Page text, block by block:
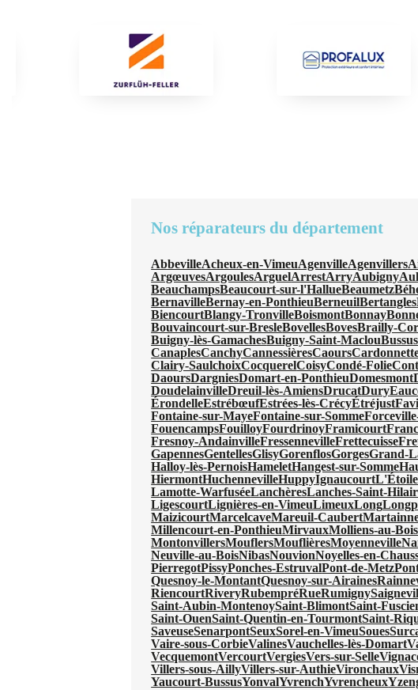
Nos réparateurs du département
AbbevilleAcheux-en-VimeuAgenvilleAgenvillers
ArgœuvesArgoulesArguelArrestArryAubigny
BeauchampsBeaucourt-sur-l'HallueBeaumetz
BernavilleBernay-en-PonthieuBerneuilBertangles
BiencourtBlangy-TronvilleBoismontBonnay
Bouvaincourt-sur-BresleBovellesBovesBrailly-
Buigny-lès-GamachesBuigny-Saint-Maclou
CanaplesCanchyCannessièresCaours
Clairy-SaulchoixCocquerelCoisyCondé-Folie
DaoursDargniesDomart-en-PonthieuDomesmont
DoudelainvilleDreuil-lès-AmiensDrucatDury
ÉrondelleEstrébœufEstrées-lès-CrécyÉtréjust
Fontaine-sur-MayeFontaine-sur-Somme
FouencampsFouilloyFourdrinoyFramicourt
Fresnoy-AndainvilleFressennevilleFrettecuisse
GapennesGentellesGlisyGorenflosGorgesGrand-
Halloy-lès-PernoisHameletHangest-sur-Somme
HiermontHuchennevilleHuppyIgnaucourtL'Étoile
Lamotte-WarfuséeLanchèresLanches-Saint-
LigescourtLignières-en-VimeuLimeuxLong
MaizicourtMarcelcaveMareuil-Caubert
Millencourt-en-PonthieuMirvauxMolliens-au-Bois
MontonvillersMouflersMouflièresMoyenneville
Neuville-au-BoisNibasNouvionNoyelles-en-
PierregotPissyPonches-EstruvalPont-de-Metz
Quesnoy-le-MontantQuesnoy-sur-Airaines
RiencourtRiveryRubempréRueRumigny
Saint-Aubin-MontenoySaint-BlimontSaint-
Saint-OuenSaint-Quentin-en-TourmontSaint-
SaveuseSenarpontSeuxSorel-en-VimeuSoues
Vaire-sous-CorbieValinesVauchelles-lès-Domart
VecquemontVercourtVergiesVers-sur-Selle
Villers-sous-AillyVillers-sur-AuthieVironchaux
Yaucourt-BussusYonvalYvrenchYvrencheux